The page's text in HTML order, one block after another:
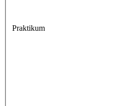
Praktikum